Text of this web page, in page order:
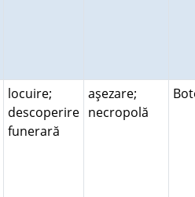
locuire;
descoperire
funerară
aşezare;
necropolă